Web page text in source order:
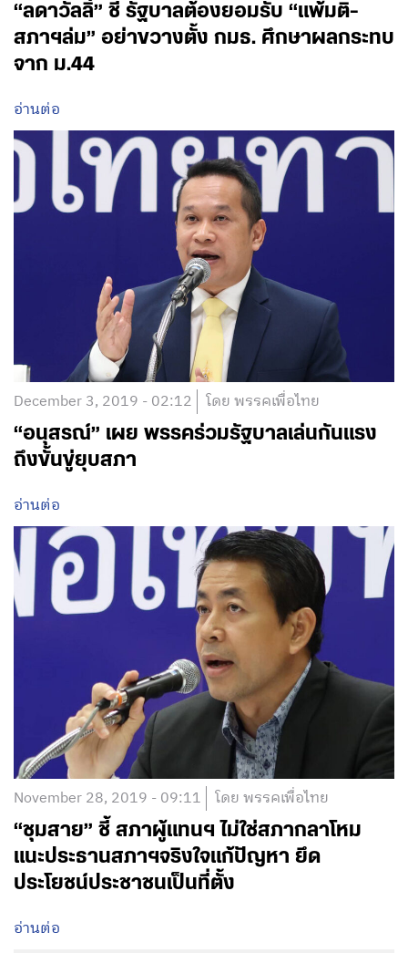
“ลดาวัลลิ์” ชี้ รัฐบาลต้องยอมรับ “แพ้มติ-
สภาฯล่ม” อย่าขวางตั้ง กมธ. ศึกษาผลกระทบ
จาก ม.44
อ่านต่อ
December 3, 2019 - 02:12 โดย พรรคเพื่อไทย
“อนุสรณ์” เผย พรรคร่วมรัฐบาลเล่นกันแรง
ถึงขั้นขู่ยุบสภา
อ่านต่อ
November 28, 2019 - 09:11 โดย พรรคเพื่อไทย
“ชุมสาย” ชี้ สภาผู้แทนฯ​ ไม่ใช่สภากลาโหม
แนะประธานสภาฯ​จริงใจ​แก้ปัญหา ยึด
ประโยชน์ประชาชนเป็นที่ตั้ง
อ่านต่อ